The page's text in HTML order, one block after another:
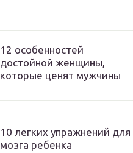
12 особенностей
достойной женщины,
которые ценят мужчины
10 легких упражнений для
мозга ребенка